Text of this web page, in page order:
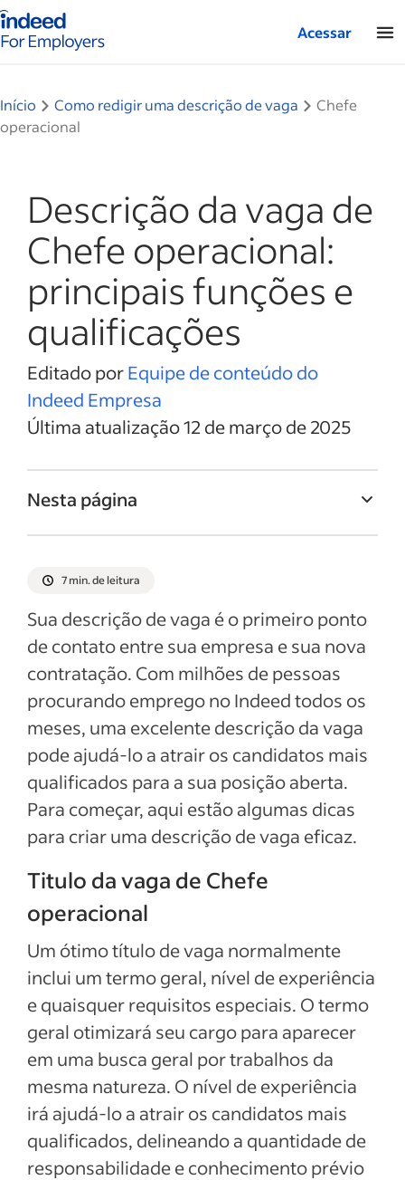
inicial do Indeed — Para empresas
Acessar
Início Como redigir uma descrição de vaga
Chefe
operacional
Descrição da vaga de
Chefe operacional:
principais funções e
qualificações
Editado porEquipe de conteúdo do
Indeed Empresa
Última atualização 12 de março de 2025
Nesta página
Resumo da vaga de Chefe operacional
Responsabilidades e deveres de Chefe
operacional
Qualificações e habilidades de Chefe
operacional
Exemplos de descrição da vaga
Ver mais
7 min. de leitura
Sua descrição de vaga é o primeiro ponto
de contato entre sua empresa e sua nova
contratação. Com milhões de pessoas
procurando emprego no Indeed todos os
meses, uma excelente descrição da vaga
pode ajudá-lo a atrair os candidatos mais
qualificados para a sua posição aberta.
Para começar, aqui estão algumas dicas
para criar uma descrição de vaga eficaz.
Titulo da vaga de Chefe
operacional
Um ótimo título de vaga normalmente
inclui um termo geral, nível de experiência
e quaisquer requisitos especiais. O termo
geral otimizará seu cargo para aparecer
em uma busca geral por trabalhos da
mesma natureza. O nível de experiência
irá ajudá-lo a atrair os candidatos mais
qualificados, delineando a quantidade de
responsabilidade e conhecimento prévio